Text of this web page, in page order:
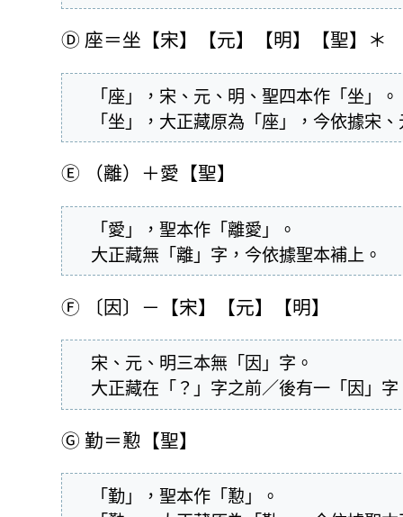
Ⓓ 座＝坐【宋】【元】【明】【聖】＊
「坐」，大正藏原為「座」，今依據宋
Ⓔ （離）＋愛【聖】
  大正藏無「離」字，今依據聖本補上。
Ⓕ 〔因〕－【宋】【元】【明】
大正藏在「？」字之前／後有一「因」
Ⓖ 勤＝懃【聖】